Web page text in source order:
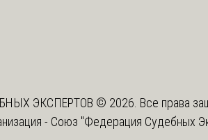
ЭКСПЕРТОВ © 2026. Все права
- Союз "Федерация Судебных